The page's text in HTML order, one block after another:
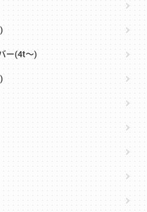
ー(4t～)